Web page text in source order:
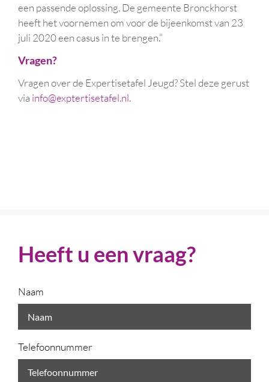
een passende oplossing. De gemeente Bronckhorst
heeft het voornemen om voor de bijeenkomst van 23
juli 2020 een casus in te brengen.”
Vragen?
Vragen over de Expertisetafel Jeugd? Stel deze gerust
via info@exptertisetafel.nl.
Heeft u een vraag?
Naam
Telefoonnummer